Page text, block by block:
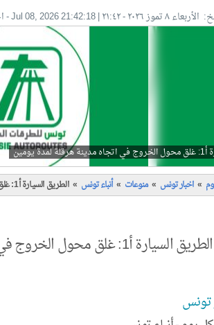
٨ تموز ٢٠٢٦ - ٢١:٤٢ |
Jul 08, 2026 21:42:18
-
يومين
اخبار تونس منوعات أنباء تونس الطريق السيارة أ1: غلق محول الخروج في اتجاه مدينة هرقلة لمدة يومين
الطريق السيارة أ1: غلق محول الخروج في اتجاه مدينة هرقلة لمدة يومين
تونس